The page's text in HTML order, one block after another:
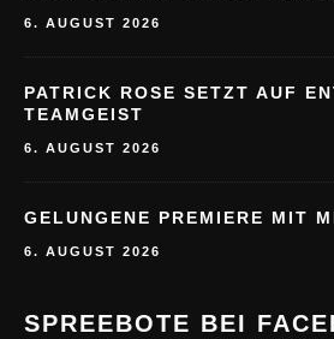
6. AUGUST 2026
PATRICK ROSE SETZT AUF
TEAMGEIST
6. AUGUST 2026
GELUNGENE PREMIERE MIT
6. AUGUST 2026
SPREEBOTE BEI